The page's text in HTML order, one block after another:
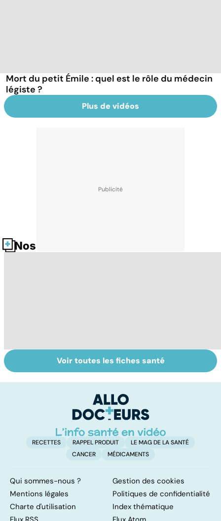
Mort du petit Émile : quel est le rôle du médecin
légiste ?
Plus de vidéos
Nos fiches santé
Faire du sport à
domicile, c'est
Don de gamètes :
le pour et le
levée de
l'anonymat
Voir toutes les fiches santé
RECETTES RAPPEL PRODUIT
LE MAG DE LA SANTÉ
CANCER
MÉDICAMENTS
Qui sommes-nous ?
Gestion des cookies
Mentions légales
Politiques de confidentialité
Charte d'utilisation
Index thématique